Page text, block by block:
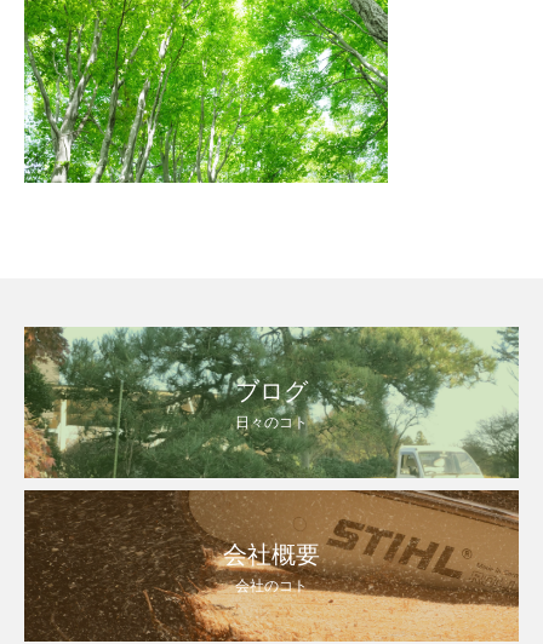
ブログ
日々のコト
会社概要
会社のコト